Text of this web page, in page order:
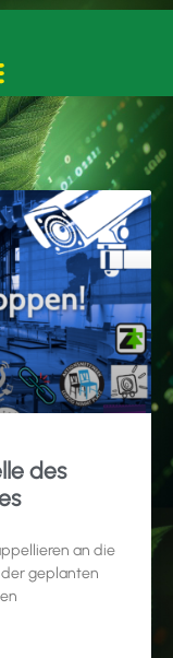
des
an die
der geplanten